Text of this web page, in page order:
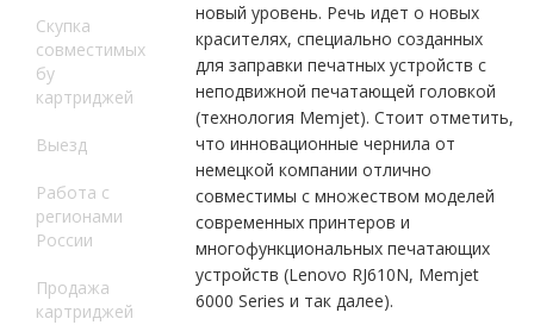
Скупка
совместимых
бу
картриджей
Выезд
Работа с
регионами
России
Продажа
картриджей
новый уровень. Речь идет о новых
красителях, специально созданных
для заправки печатных устройств с
неподвижной печатающей головкой
(технология Memjet). Стоит отметить,
что инновационные чернила от
немецкой компании отлично
совместимы с множеством моделей
современных принтеров и
многофункциональных печатающих
устройств (Lenovo RJ610N, Memjet
6000 Series и так далее).